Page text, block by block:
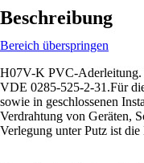
Beschreibung
Bereich überspringen
H07V-K PVC-Aderleitung.
VDE 0285-525-2-31.Für
sowie in geschlossenen
Verdrahtung von Geräten,
Verlegung unter Putz ist